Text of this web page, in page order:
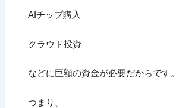
AIチップ購入
クラウド投資
などに巨額の資金が必要だからです。
つまり、